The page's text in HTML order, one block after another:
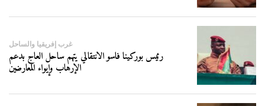
غرب إفريقيا والساحل
رئيس بوركينا فاسو الانتقالي يتهم ساحل العاج بدعم
الإرهاب وإيواء المعارضين